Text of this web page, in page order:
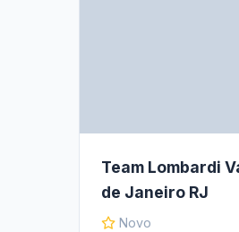
Team Lombardi
de Janeiro RJ
Novo